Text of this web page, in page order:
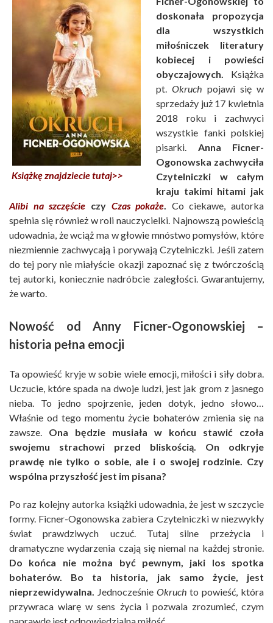
Książkę znajdziecie tutaj>>
doskonała propozycja
dla wszystkich
miłośniczek literatury
kobiecej i powieści
obyczajowych. Książka
pt.Okruch pojawi się w
sprzedaży już 17 kwietnia
2018 roku i zachwyci
wszystkie fanki polskiej
pisarki. Anna Ficner-
Ogonowska zachwyciła
Czytelniczki w całym
kraju takimi hitami jak
Alibi na szczęście czy Czas pokaże. Co ciekawe, autorka
spełnia się również w roli nauczycielki. Najnowszą powieścią
udowadnia, że wciąż ma w głowie mnóstwo pomysłów, które
niezmiennie zachwycają i porywają Czytelniczki. Jeśli zatem
do tej pory nie miałyście okazji zapoznać się z twórczością
tej autorki, koniecznie nadróbcie zaległości. Gwarantujemy,
że warto.
Nowość od Anny Ficner-Ogonowskiej –
historia pełna emocji
Ta opowieść kryje w sobie wiele emocji, miłości i siły dobra.
Uczucie, które spada na dwoje ludzi, jest jak grom z jasnego
nieba. To jedno spojrzenie, jeden dotyk, jedno słowo…
Właśnie od tego momentu życie bohaterów zmienia się na
zawsze. Ona będzie musiała w końcu stawić czoła
swojemu strachowi przed bliskością. On odkryje
prawdę nie tylko o sobie, ale i o swojej rodzinie. Czy
wspólna przyszłość jest im pisana?
Po raz kolejny autorka książki udowadnia, że jest w szczycie
formy. Ficner-Ogonowska zabiera Czytelniczki w niezwykły
świat prawdziwych uczuć. Tutaj silne przeżycia i
dramatyczne wydarzenia czają się niemal na każdej stronie.
Do końca nie można być pewnym, jaki los spotka
bohaterów. Bo ta historia, jak samo życie, jest
nieprzewidywalna. Jednocześnie Okruch to powieść, która
przywraca wiarę w sens życia i pozwala zrozumieć, czym